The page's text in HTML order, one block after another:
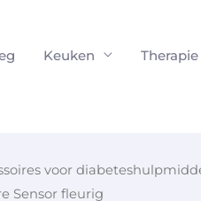
Keuken Therapie
voor
Sensor fleurig